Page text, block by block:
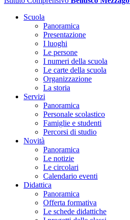
Scuola
Panoramica
Presentazione
I luoghi
Le persone
I numeri della scuola
Le carte della scuola
Organizzazione
La storia
Servizi
Panoramica
Personale scolastico
Famiglie e studenti
Percorsi di studio
Novità
Panoramica
Le notizie
Le circolari
Calendario eventi
Didattica
Panoramica
Offerta formativa
Le schede didattiche